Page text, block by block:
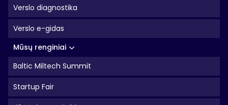
Verslo diagnostika
Verslo e-gidas
Mūsų renginiai
Baltic Miltech Summit
Startup Fair